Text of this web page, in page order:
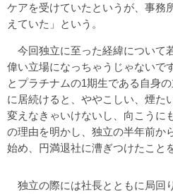
ケアを受けていたというが、事務
えていた」という。
今回独立に至った経緯について
偉い立場になっちゃうじゃないで
とプラチナムの1期生である自身
に居続けると、ややこしい、煙た
変えなきゃいけないし、向こうに
の理由を明かし、独立の半年前か
始め、円満退社に漕ぎつけたこと
独立の際には社長とともに局回